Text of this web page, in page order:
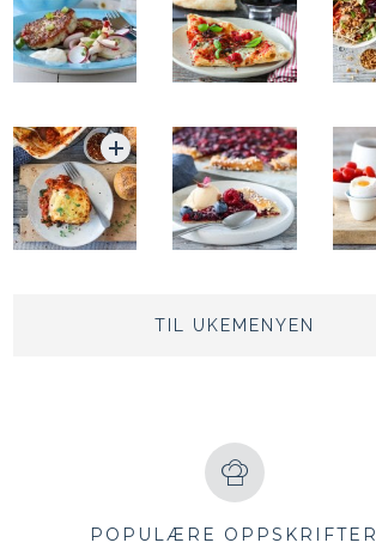
TIL UKEMENYEN
POPULÆRE OPPSKRIFTER